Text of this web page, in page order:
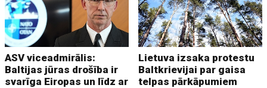
ASV viceadmirālis:
Baltijas jūras drošība ir
svarīga Eiropas un līdz ar
Lietuva izsaka protestu
Baltkrievijai par gaisa
telpas pārkāpumiem